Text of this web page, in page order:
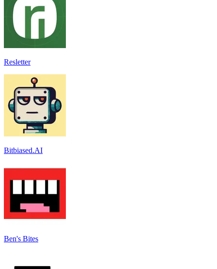
Resletter
Bitbiased.AI
Ben's Bites